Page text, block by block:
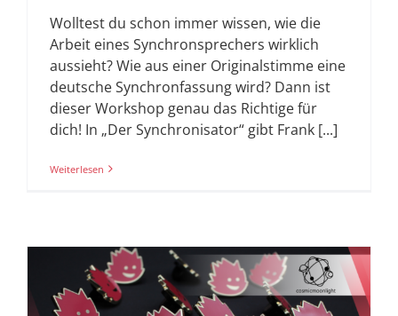
Wolltest du schon immer wissen, wie die
Arbeit eines Synchronsprechers wirklich
aussieht? Wie aus einer Originalstimme eine
deutsche Synchronfassung wird? Dann ist
dieser Workshop genau das Richtige für
dich! In „Der Synchronisator“ gibt Frank [...]
Weiterlesen